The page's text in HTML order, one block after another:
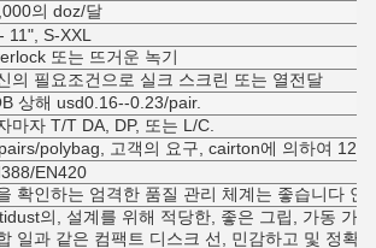
의 doz/달
11", S-XXL
또는 뜨거운 녹기
의 필요조건으로 실크 스크린 또는 열전달
상해 usd0.16--0.23/pair.
마자 T/T DA, DP, 또는 L/C.
polybag, 고객의 요구, cairton에 의하여
EN420
확인하는 엄격한 품질 관리 체계는 좋습니다 안
의, 설계를 위해 적당한, 좋은 그립, 가동 가
일과 같은 컴팩트 디스크 선, 민감하고 및 정확